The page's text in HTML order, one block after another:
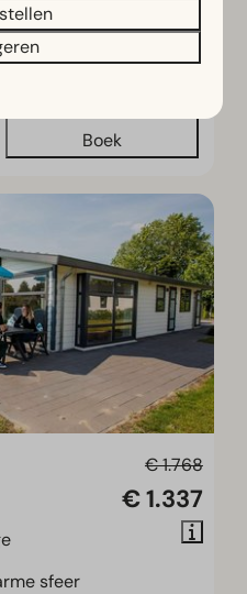
Grote Vakantie Deals
F1 Zandvoort
Boek
€ 1.768
€ 1.337
sfeer